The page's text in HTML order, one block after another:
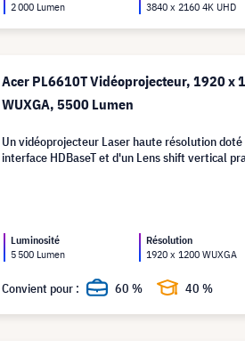
2 000 Lumen
3840 x 2160 4K UHD
Acer PL6610T Vidéoprojecteur, 1920 x
WUXGA, 5500 Lumen
Un vidéoprojecteur Laser haute résolution doté
interface HDBaseT et d'un Lens shift vertical
Luminosité
5 500 Lumen
Résolution
1920 x 1200 WUXGA
Convient pour : 60 % 40 %